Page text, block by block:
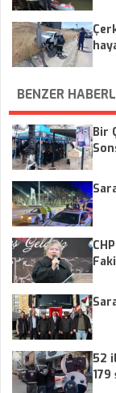
BENZER
Bir
52